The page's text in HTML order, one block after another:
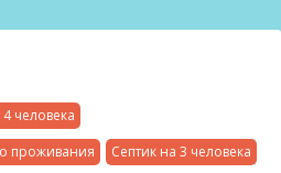
человека
проживания
Септик на 3 человека